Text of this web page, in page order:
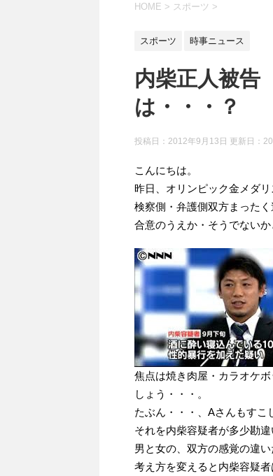
HOME > スポーツ >
スポーツ 時事ニュース
内柴正人被
は・・・？
投稿日：2012年9月13日 更新日：
こんにちは。
昨日、オリンピック金メダ
検察側・弁護側双方まったく
合意のうえか・そうでない
焦点は焼き肉屋・カラオケ
しょう・・・。
たぶん・・・、Aさんもすこ
それを内柴容疑者が多少勘
男と女の、双方の感覚の違
考え方を変えると内柴容疑